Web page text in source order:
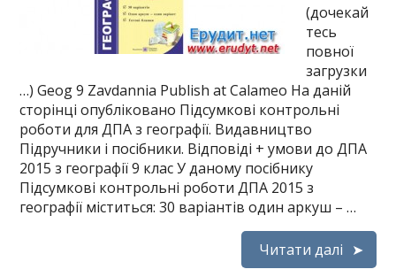
(дочекай
тесь
повної
загрузки
…) Geog 9 Zavdannia Publish at Calameo На даній
сторінці опубліковано Підсумкові контрольні
роботи для ДПА з географії. Видавництво
Підручники і посібники. Відповіді + умови до ДПА
2015 з географії 9 клас У даному посібнику
Підсумкові контрольні роботи ДПА 2015 з
географії міститься: 30 варіантів один аркуш – …
Читати далі